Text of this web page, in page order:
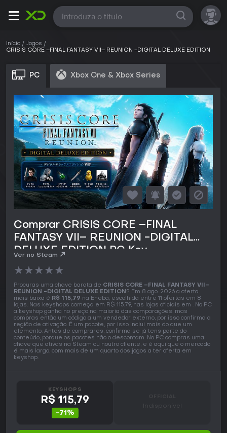
Todas
Início
Jogos
CRISIS CORE –FINAL FANTASY VII– REUNION -DIGITAL DELUXE EDITION
PC Xbox One & Xbox Series
Comprar CRISIS CORE –FINAL
FANTASY VII– REUNION -DIGITAL
DELUXE EDITION PC Key
Ver no Steam
★★★★★
Procuras uma chave barata de CRISIS CORE –FINAL FANTASY VII–
REUNION -DIGITAL DELUXE EDITION? Em 8 ago. 2026 a oferta
mais baixa é R$ 115,79 na Eneba, escolhida entre 11 ofertas em 8
lojas. Nas keyshops começa em R$ 115,79, nas lojas oficiais em . No PC
a keyshop ganha no preço na maioria das comparações, mas
compras então um código a um vendedor externo, por isso confirma a
região de ativação. É um pacote, por isso inclui mais do que um
elemento. Antes de comprares, confirma se já tens parte do
conteúdo, porque os pacotes não o descontam. No PC compras uma
chave que ativas na Steam ou noutro cliente, e é aqui que o mercado
é mais largo, com mais de um quarto dos jogos a ter oferta em
keyshop.
KEYSHOPS
R$ 115,79
-71%
Indisponível